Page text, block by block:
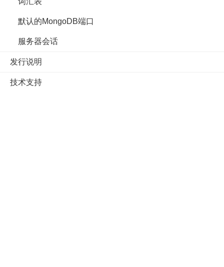
默认的MongoDB端口
服务器会话
发行说明
技术支持